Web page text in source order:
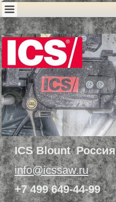
ICS Blount Россия
info@icssaw.ru
+7 499 649-44-99